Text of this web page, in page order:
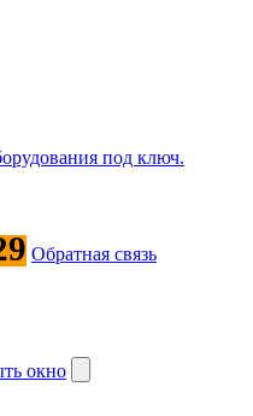
Обратная связь
окно